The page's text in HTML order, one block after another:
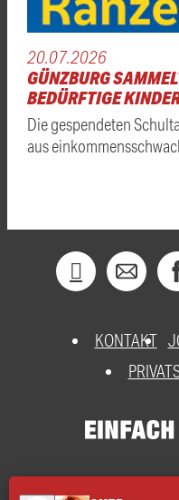
20.07.2026
GÜNZBURG
BEDÜRFTIGE
Die gespendeten
aus
KONTAKT